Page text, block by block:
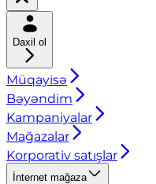
Daxil ol
Müqayisə
Bəyəndim
Kampaniyalar
Mağazalar
Korporativ satışlar
İnternet mağaza